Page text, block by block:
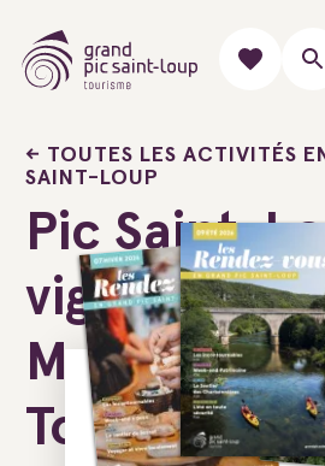
TOUTES LES ACTIVITÉS
SAINT-LOUP
Pic Saint-
vignes et
Montpellier
Tours